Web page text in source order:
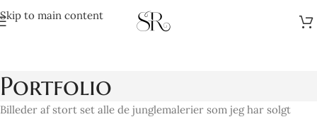
Skip to main content
Portfolio
Billeder af stort set alle de junglemalerier som jeg har solgt